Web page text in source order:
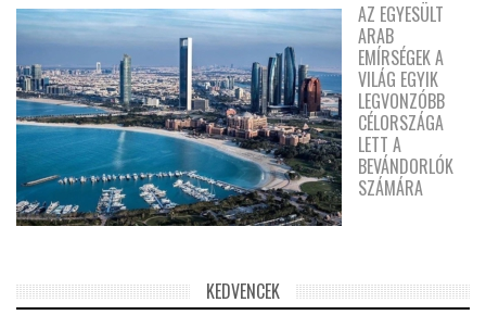
AZ EGYESÜLT
ARAB
EMÍRSÉGEK A
VILÁG EGYIK
LEGVONZÓBB
CÉLORSZÁGA
LETT A
BEVÁNDORLÓK
SZÁMÁRA
KEDVENCEK